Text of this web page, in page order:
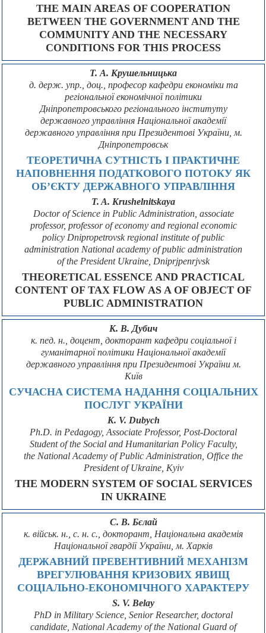
THE MAIN AREAS OF COOPERATION
BETWEEN THE GOVERNMENT AND THE
COMMUNITY AND THE NECESSARY
CONDITIONS FOR THIS PROCESS
Т. А. Крушельницька
д. держ. упр., доц., професор кафедри економіки та
регіональної економічної політики
Дніпропетровського регіонального інституту
державного управління Національної академії
державного управління при Президентові України, м.
Дніпропетровськ
ТЕОРЕТИЧНА СУТНІСТЬ І ПРАКТИЧНЕ
НАПОВНЕННЯ ПОДАТКОВОГО ПОТОКУ ЯК
ОБ’ЄКТУ ДЕРЖАВНОГО УПРАВЛІННЯ
T. A. Krushelnitskaya
Doctor of Science in Public Administration, associate
professor, professor of economy and regional economic
policy Dnipropetrovsk regional institute of public
administration National academy of public administration
of the President Ukraine, Dniprjpenrjvsk
THEORETICAL ESSENCE AND PRACTICAL
CONTENT OF TAX FLOW AS A OF OBJECT OF
PUBLIC ADMINISTRATION
К. В. Дубич
к. пед. н., доцент, докторант кафедри соціальної і
гуманітарної політики Національної академії
державного управління при Президентові України м.
Київ
СУЧАСНА СИСТЕМА НАДАННЯ СОЦІАЛЬНИХ
ПОСЛУГ УКРАЇНИ
K. V. Dubych
Ph.D. in Pedagogy, Associate Professor, Post-Doctoral
Student of the Social and Humanitarian Policy Faculty,
the National Academy of Public Administration, Office the
President of Ukraine, Kyiv
THE MODERN SYSTEM OF SOCIAL SERVICES
IN UKRAINE
С. В. Бєлай
к. військ. н., с. н. с., докторант, Національна академія
Національної гвардії України, м. Харків
ДЕРЖАВНИЙ ПРЕВЕНТИВНИЙ МЕХАНІЗМ
ВРЕГУЛЮВАННЯ КРИЗОВИХ ЯВИЩ
СОЦІАЛЬНО-ЕКОНОМІЧНОГО ХАРАКТЕРУ
S. V. Belay
PhD in Military Science, Senior Researcher, doctoral
candidate, National Academy of the National Guard of